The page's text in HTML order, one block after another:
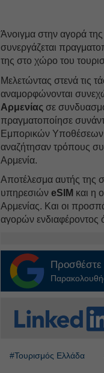
Άνοιγμα στην αγορά
συνεργάζεται
της στο χώρο του
Μελετώντας στενά τις
αναμορφώνονται
Αρμενίας σε
πραγματοποίησε
Εμπορικών Υποθέσεων
αναζήτησαν τρόπους
Αρμενία.
Αποτέλεσμα αυτής της
υπηρεσιώνeSIM και η
Αρμενίας. Και οι
αγορών ενδιαφέροντος
Προσθέστε
#Τουρισμός Ελλάδα